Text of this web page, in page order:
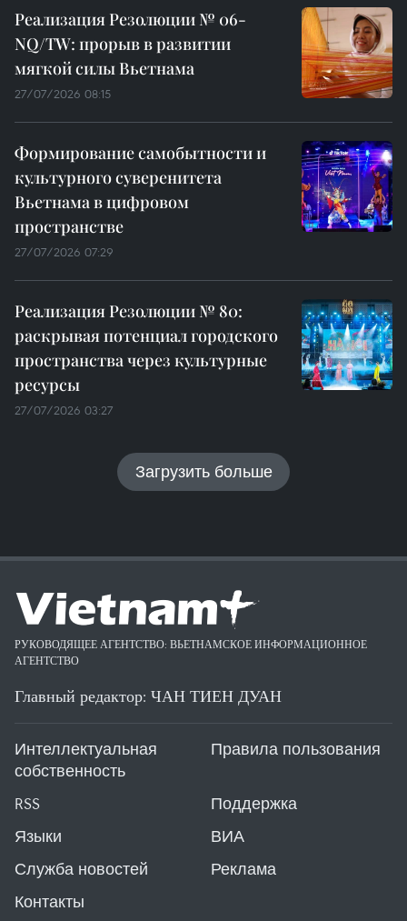
Реализация Резолюции № 06-
NQ/TW: прорыв в развитии
мягкой силы Вьетнама
27/07/2026 08:15
Формирование самобытности и
культурного суверенитета
Вьетнама в цифровом
пространстве
27/07/2026 07:29
Реализация Резолюции № 80:
раскрывая потенциал городского
пространства через культурные
ресурсы
27/07/2026 03:27
Загрузить больше
РУКОВОДЯЩЕЕ АГЕНТСТВО: ВЬЕТНАМСКОЕ ИНФОРМАЦИОННОЕ
АГЕНТСТВО
Главный редактор: ЧАН ТИЕН ДУАН
Интеллектуальная
собственность
Правила пользования
RSS
Поддержка
Языки
ВИА
Служба новостей
Реклама
Контакты